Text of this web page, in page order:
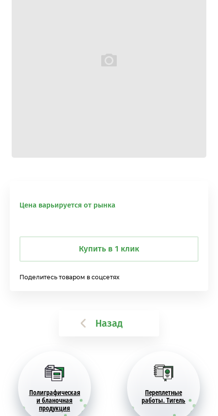
Цена варьируется от рынка
Купить в 1 клик
Поделитесь товаром в соцсетях
Назад
Полиграфическая
и бланочная
продукция
Переплетные
работы. Тигель